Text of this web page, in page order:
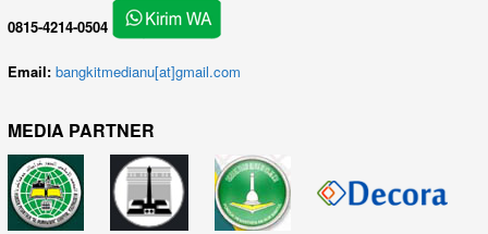
0815-4214-0504
Email: bangkitmedianu[at]gmail.com
MEDIA PARTNER